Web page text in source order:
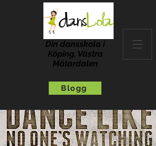
Din dansskola i
Köping, Västra
Mälardalen
Blogg